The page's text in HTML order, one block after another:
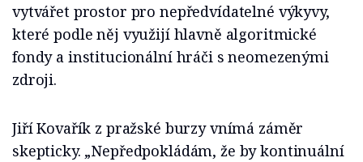
vytvářet prostor pro nepředvídatelné výkyvy,
které podle něj využijí hlavně algoritmické
fondy a institucionální hráči s neomezenými
zdroji.
Jiří Kovařík z pražské burzy vnímá záměr
skepticky. „Nepředpokládám, že by kontinuální